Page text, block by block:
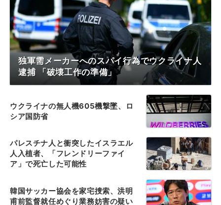
独軍需メーカーへのスパイ行為でウクライナ人
逮捕 「破壊工作の準備」
ウクライナの無人機605機撃墜、ロ
シア国防省
パレスチナ人と衝突したイスラエル
人入植者、「フレンドリーファイ
ア」で死亡した可能性
韓国サッカー協会を家宅捜索、洪明
甫前監督就任めぐり業務妨害の疑い